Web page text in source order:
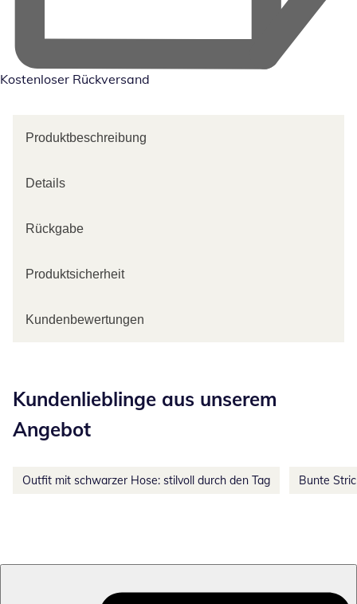
Kostenloser Rückversand
Produktbeschreibung
Details
Rückgabe
Produktsicherheit
Kundenbewertungen
Kundenlieblinge aus unserem
Angebot
Outfit mit schwarzer Hose: stilvoll durch den Tag Bunte